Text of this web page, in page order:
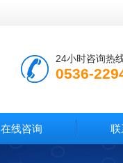
24小时咨询热
0536-
在线咨询 联